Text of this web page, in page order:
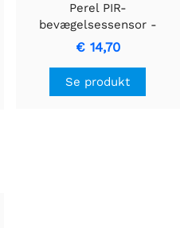
Perel PIR-
bevægelsessensor -
Indbygget med
bevægelsesregistrering &
Indbygget design
€ 14,70
Se produkt